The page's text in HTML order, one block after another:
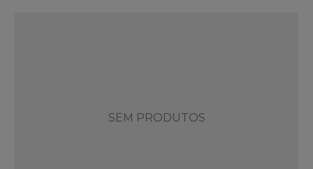
SEM PRODUTOS